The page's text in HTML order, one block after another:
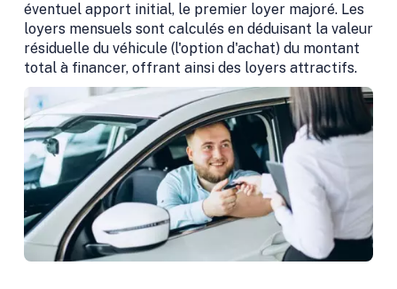
éventuel apport initial, le premier loyer majoré. Les
loyers mensuels sont calculés en déduisant la valeur
résiduelle du véhicule (l'option d'achat) du montant
total à financer, offrant ainsi des loyers attractifs.